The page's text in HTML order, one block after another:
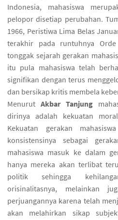
Indonesia, mahasiswa
pelopor disetiap perubahan.
1966, Peristiwa Lima Belas
terakhir pada runtuhnya
tonggak sejarah gerakan
itu pula mahasiswa telah
signifikan dengan terus
dan bersikap kritis membela
Menurut Akbar Tanjung
dirinya adalah kekuatan
Kekuatan gerakan
konsistensinya sebagai
mahasiswa masuk ke dalam
hanya mereka akan terlibat
politik sehingga
orisinalitasnya, melainkan
perjuangannya karena telah
akan melahirkan sikap